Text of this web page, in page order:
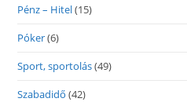
Pénz – Hitel(15)
Póker(6)
Sport, sportolás(49)
Szabadidő (42)